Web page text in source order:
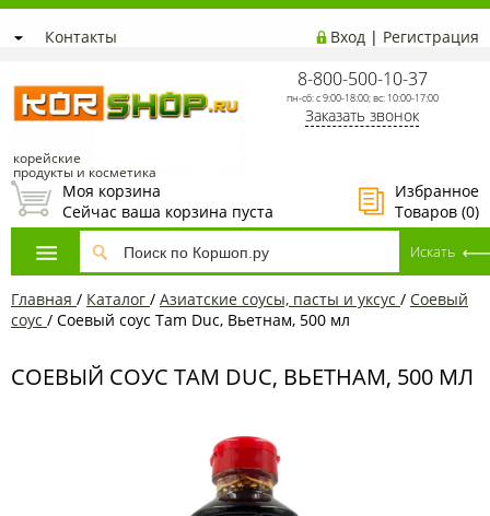
Контакты Вход | Регистрация
корейские
продукты и косметика
8-800-500-10-37
пн-сб: с 9:00-18:00; вс: 10:00-17:00
Заказать звонок
Избранное
Товаров (0)
Моя корзина
Сейчас ваша корзина пуста
Главная / Каталог / Азиатские соусы, пасты и уксус / Соевый
соус / Соевый соус Tam Duc, Вьетнам, 500 мл
СОЕВЫЙ СОУС TAM DUC, ВЬЕТНАМ, 500 МЛ